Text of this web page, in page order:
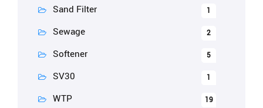
Sand Filter 1
Sewage 2
Softener 5
SV30 1
WTP 19